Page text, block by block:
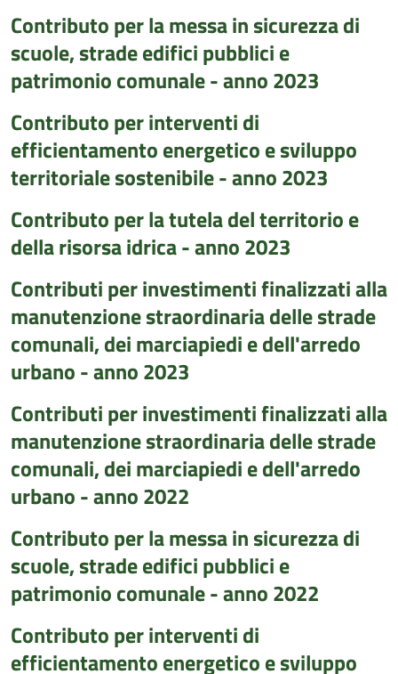
Contributo per la messa in sicurezza di
scuole, strade edifici pubblici e
patrimonio comunale - anno 2023
Contributo per interventi di
efficientamento energetico e sviluppo
territoriale sostenibile - anno 2023
Contributo per la tutela del territorio e
della risorsa idrica - anno 2023
Contributi per investimenti finalizzati alla
manutenzione straordinaria delle strade
comunali, dei marciapiedi e dell'arredo
urbano - anno 2023
Contributi per investimenti finalizzati alla
manutenzione straordinaria delle strade
comunali, dei marciapiedi e dell'arredo
urbano - anno 2022
Contributo per la messa in sicurezza di
scuole, strade edifici pubblici e
patrimonio comunale - anno 2022
Contributo per interventi di
efficientamento energetico e sviluppo